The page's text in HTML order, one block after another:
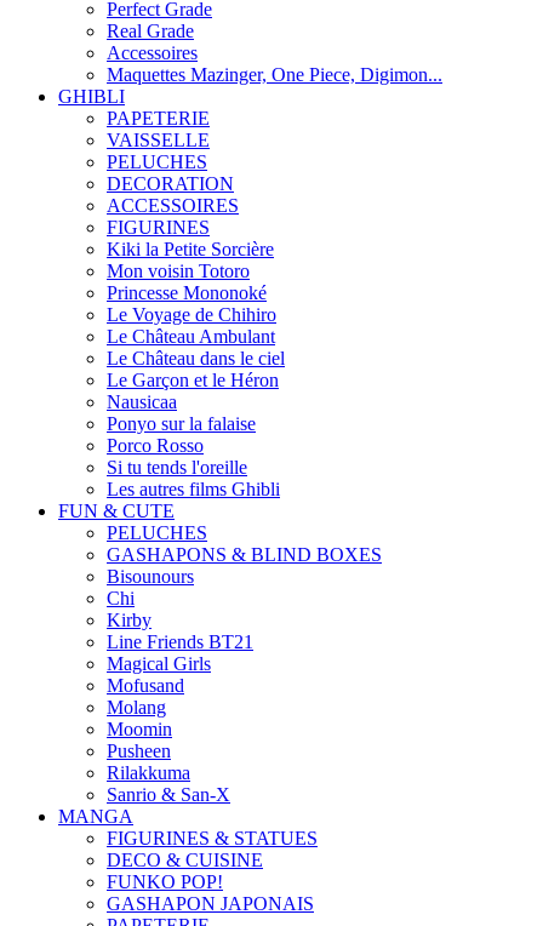
Perfect Grade
Real Grade
Accessoires
Maquettes Mazinger, One Piece, Digimon...
GHIBLI
PAPETERIE
VAISSELLE
PELUCHES
DECORATION
ACCESSOIRES
FIGURINES
Kiki la Petite Sorcière
Mon voisin Totoro
Princesse Mononoké
Le Voyage de Chihiro
Le Château Ambulant
Le Château dans le ciel
Le Garçon et le Héron
Nausicaa
Ponyo sur la falaise
Porco Rosso
Si tu tends l'oreille
Les autres films Ghibli
FUN & CUTE
PELUCHES
GASHAPONS & BLIND BOXES
Bisounours
Chi
Kirby
Line Friends BT21
Magical Girls
Mofusand
Molang
Moomin
Pusheen
Rilakkuma
Sanrio & San-X
MANGA
FIGURINES & STATUES
DECO & CUISINE
FUNKO POP!
GASHAPON JAPONAIS